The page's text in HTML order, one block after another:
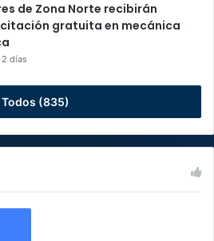
de Zona Norte recibirán
gratuita en mecánica
2 días
Todos (835)